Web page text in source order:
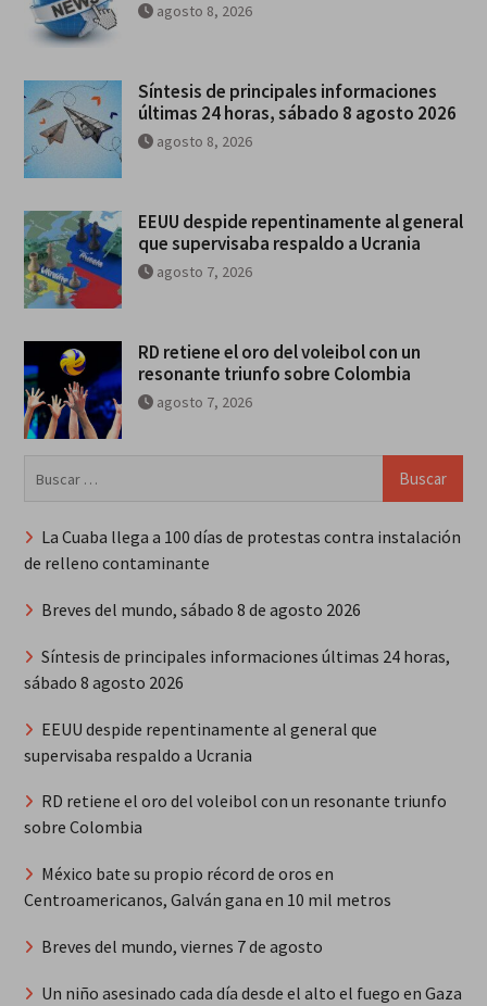
agosto 8, 2026
Síntesis de principales informaciones
últimas 24 horas, sábado 8 agosto 2026
agosto 8, 2026
EEUU despide repentinamente al general
que supervisaba respaldo a Ucrania
agosto 7, 2026
RD retiene el oro del voleibol con un
resonante triunfo sobre Colombia
agosto 7, 2026
La Cuaba llega a 100 días de protestas contra instalación
de relleno contaminante
Breves del mundo, sábado 8 de agosto 2026
Síntesis de principales informaciones últimas 24 horas,
sábado 8 agosto 2026
EEUU despide repentinamente al general que
supervisaba respaldo a Ucrania
RD retiene el oro del voleibol con un resonante triunfo
sobre Colombia
México bate su propio récord de oros en
Centroamericanos, Galván gana en 10 mil metros
Breves del mundo, viernes 7 de agosto
Un niño asesinado cada día desde el alto el fuego en Gaza